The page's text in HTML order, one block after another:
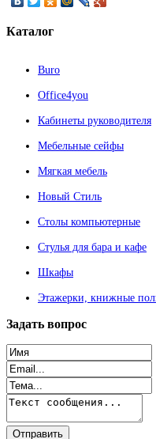
Каталог
Buro
Office4you
Кабинеты руководителя
Мебельные сейфы
Мягкая мебель
Новый Стиль
Столы компьютерные
Стулья для бара и кафе
Шкафы
Этажерки, книжные
Задать вопрос